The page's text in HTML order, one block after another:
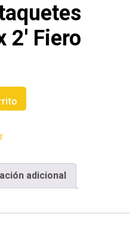
2′ Fiero
adicional